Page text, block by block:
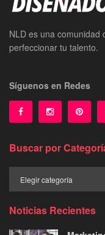
NLD es una comunidad
perfeccionar tu talento.
Síguenos en Redes
Buscar por
por
Noticias Recientes